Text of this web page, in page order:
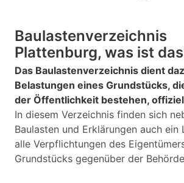
Baulastenverzeichnis
Plattenburg, was ist
Das Baulastenverzeichnis dient
Belastungen eines Grundstücks,
der Öffentlichkeit bestehen,
In diesem Verzeichnis finden sich
Baulasten und Erklärungen auch ein
alle Verpflichtungen des
Grundstücks gegenüber der